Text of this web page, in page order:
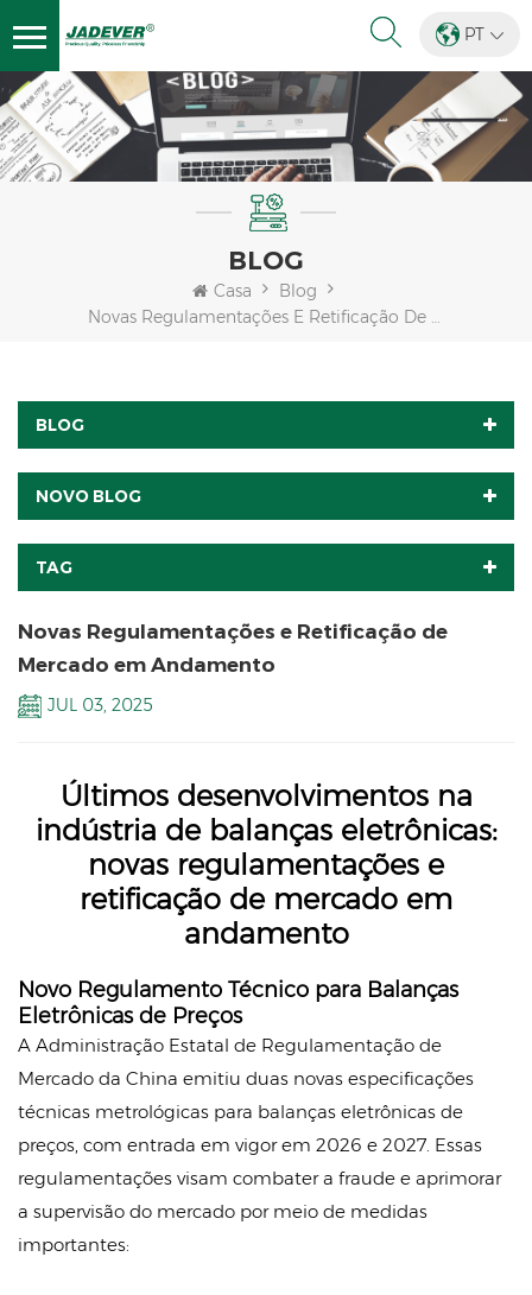
PT
BLOG
Casa
Blog
Novas Regulamentações E Retificação De Mercado Em Andamento
BLOG
NOVO BLOG
TAG
Novas Regulamentações e Retificação de
Mercado em Andamento
JUL 03, 2025
Últimos desenvolvimentos na
indústria de balanças eletrônicas:
novas regulamentações e
retificação de mercado em
andamento
Novo Regulamento Técnico para Balanças
Eletrônicas de Preços
A Administração Estatal de Regulamentação de
Mercado da China emitiu duas novas especificações
técnicas metrológicas para balanças eletrônicas de
preços, com entrada em vigor em 2026 e 2027. Essas
regulamentações visam combater a fraude e aprimorar
a supervisão do mercado por meio de medidas
importantes: